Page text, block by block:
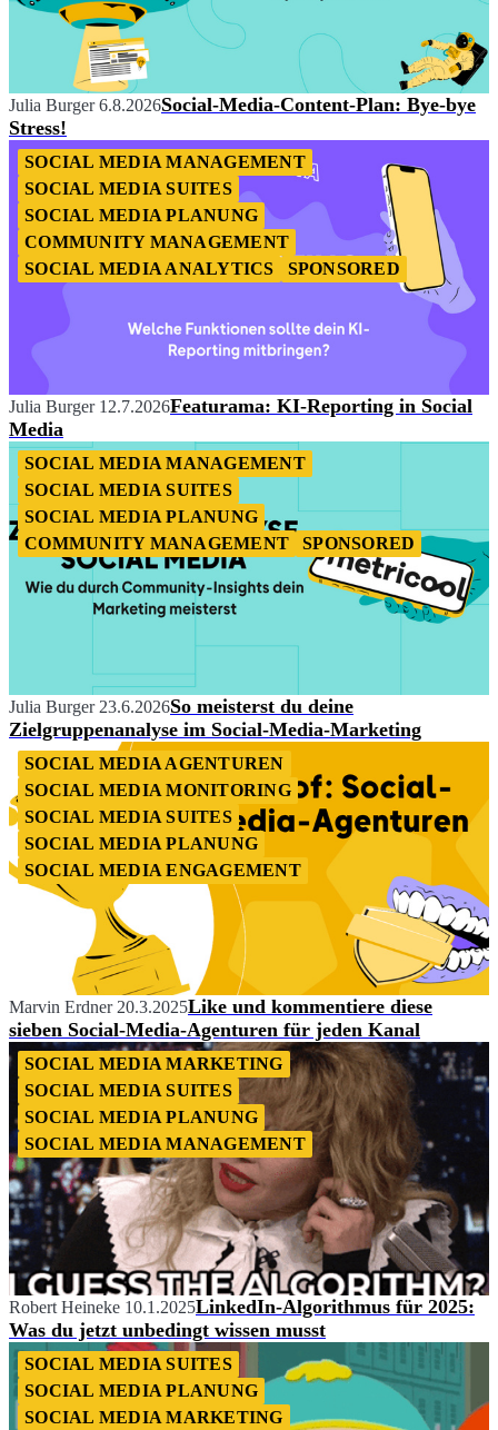
Julia Burger 6.8.2026Social-Media-Content-Plan: Bye-bye
Stress!
SOCIAL MEDIA MANAGEMENT
SOCIAL MEDIA SUITES
SOCIAL MEDIA PLANUNG
COMMUNITY MANAGEMENT
SOCIAL MEDIA ANALYTICS
SPONSORED
Julia Burger 12.7.2026Featurama: KI-Reporting in Social
Media
SOCIAL MEDIA MANAGEMENT
SOCIAL MEDIA SUITES
SOCIAL MEDIA PLANUNG
COMMUNITY MANAGEMENT
SPONSORED
Julia Burger 23.6.2026So meisterst du deine
Zielgruppenanalyse im Social-Media-Marketing
SOCIAL MEDIA AGENTUREN
SOCIAL MEDIA MONITORING
SOCIAL MEDIA SUITES
SOCIAL MEDIA PLANUNG
SOCIAL MEDIA ENGAGEMENT
Marvin Erdner 20.3.2025Like und kommentiere diese
sieben Social-Media-Agenturen für jeden Kanal
SOCIAL MEDIA MARKETING
SOCIAL MEDIA SUITES
SOCIAL MEDIA PLANUNG
SOCIAL MEDIA MANAGEMENT
Robert Heineke 10.1.2025LinkedIn-Algorithmus für 2025:
Was du jetzt unbedingt wissen musst
SOCIAL MEDIA SUITES
SOCIAL MEDIA PLANUNG
SOCIAL MEDIA MARKETING